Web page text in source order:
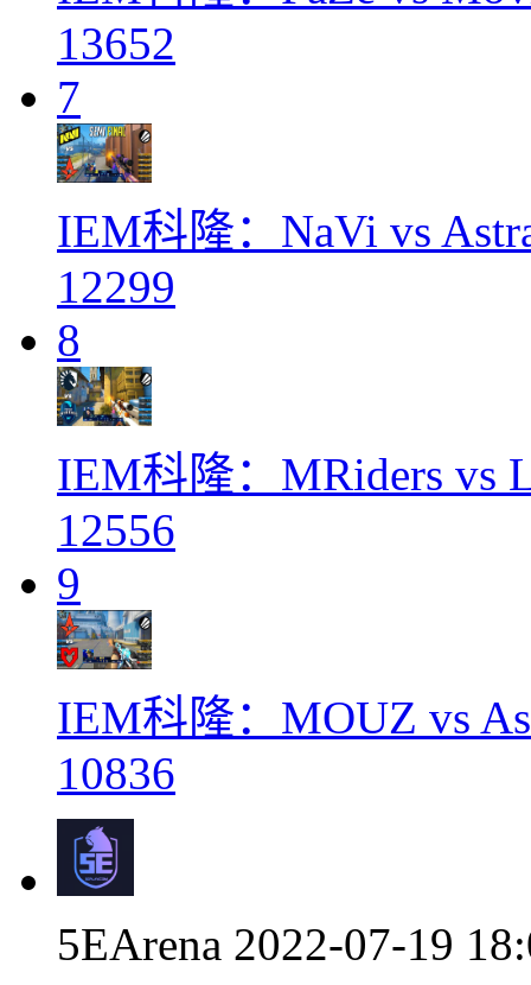
13652
7
IEM科隆：NaVi vs
12299
8
IEM科隆：MRiders vs
12556
9
IEM科隆：MOUZ vs
10836
5EArena 2022-07-19